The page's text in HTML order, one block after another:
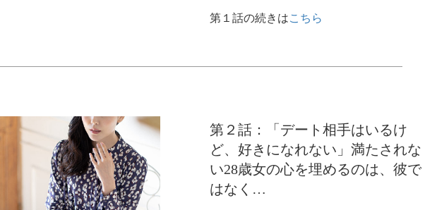
第１話の続きはこちら
第２話：「デート相手はいるけ
ど、好きになれない」満たされな
い28歳女の心を埋めるのは、彼で
はなく…